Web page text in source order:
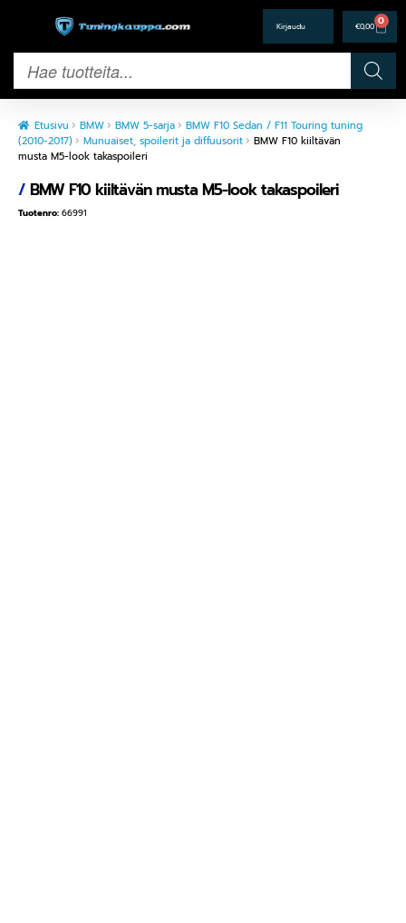
€0,00 0
Etusivu BMW BMW 5-sarja
BMW F10 Sedan / F11 Touring tuning
(2010-2017)
Munuaiset, spoilerit ja diffuusorit
BMW F10 kiiltävän
musta M5-look takaspoileri
/BMW F10 kiiltävän musta M5-look takaspoileri
Tuotenro: 66991